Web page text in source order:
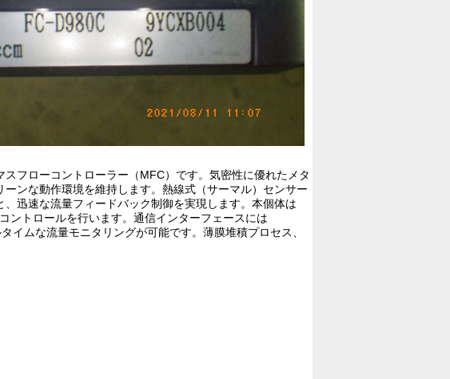
フローコントローラー（MFC）です。気密性に優れたメタ
ンな動作環境を維持します。熱線式（サーマル）センサー
迅速な流量フィードバック制御を実現します。本個体は
ントロールを行います。通信インターフェースには
ムな流量モニタリングが可能です。薄膜堆積プロセス、